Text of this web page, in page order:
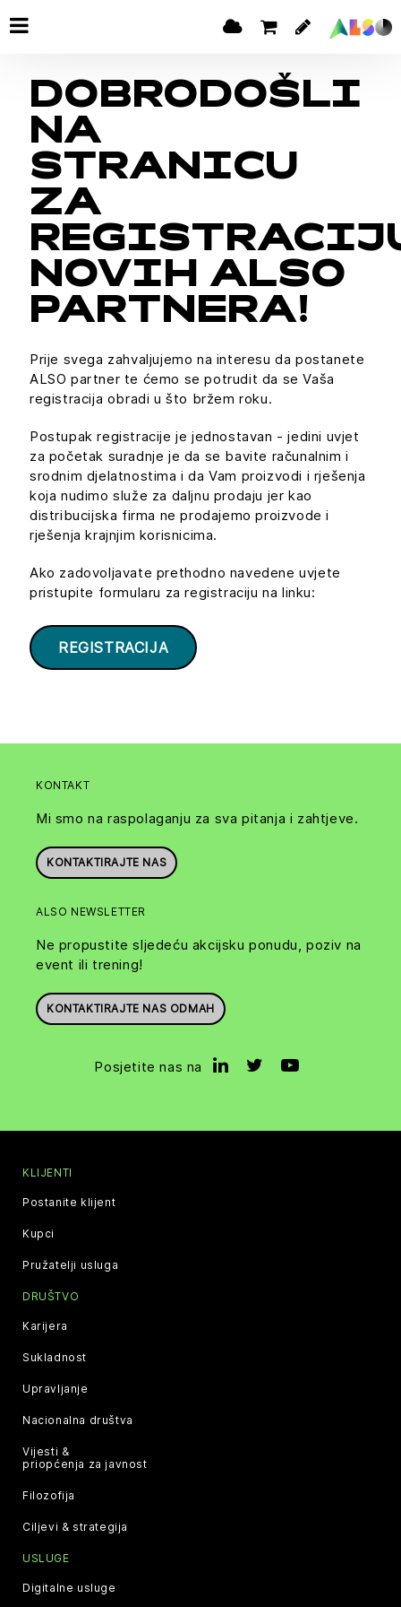
DOBRODOŠLI
NA
STRANICU
ZA
NOVIH ALSO
PARTNERA!
Prije svega zahvaljujemo na interesu da postanete
ALSO partner te ćemo se potrudit da se Vaša
registracija obradi u što bržem roku.
Postupak registracije je jednostavan - jedini uvjet
za početak suradnje je da se bavite računalnim i
srodnim djelatnostima i da Vam proizvodi i rješenja
koja nudimo služe za daljnu prodaju jer kao
distribucijska firma ne prodajemo proizvode i
rješenja krajnjim korisnicima.
Ako zadovoljavate prethodno navedene uvjete
pristupite formularu za registraciju na linku:
REGISTRACIJA
KONTAKT
Mi smo na raspolaganju za sva pitanja i zahtjeve.
KONTAKTIRAJTE NAS
ALSO NEWSLETTER
Ne propustite sljedeću akcijsku ponudu, poziv na
event ili trening!
KONTAKTIRAJTE NAS ODMAH
Posjetite nas na
KLIJENTI
Postanite klijent
Kupci
Pružatelji usluga
DRUŠTVO
Karijera
Sukladnost
Upravljanje
Nacionalna društva
Vijesti &
priopćenja za javnost
Filozofija
Ciljevi & strategija
USLUGE
Digitalne usluge